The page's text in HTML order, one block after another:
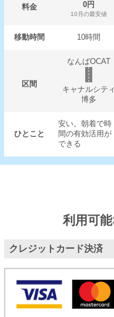
料金 0円
10月の最安値
移動時間 10時間
区間
なんばOCAT
キャナルシティ
博多
ひとこと
安い。朝着で時
間の有効活用が
できる
利用可
クレジットカード決済